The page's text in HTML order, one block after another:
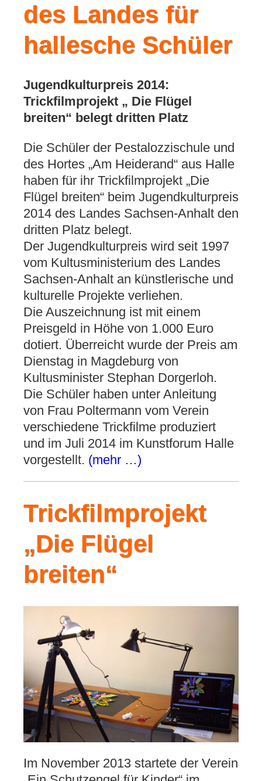
des Landes für
hallesche Schüler
Jugendkulturpreis 2014:
Trickfilmprojekt „ Die Flügel
breiten“ belegt dritten Platz
Die Schüler der Pestalozzischule und
des Hortes „Am Heiderand“ aus Halle
haben für ihr Trickfilmprojekt „Die
Flügel breiten“ beim Jugendkulturpreis
2014 des Landes Sachsen-Anhalt den
dritten Platz belegt.
Der Jugendkulturpreis wird seit 1997
vom Kultusministerium des Landes
Sachsen-Anhalt an künstlerische und
kulturelle Projekte verliehen.
Die Auszeichnung ist mit einem
Preisgeld in Höhe von 1.000 Euro
dotiert. Überreicht wurde der Preis am
Dienstag in Magdeburg von
Kultusminister Stephan Dorgerloh.
Die Schüler haben unter Anleitung
von Frau Poltermann vom Verein
verschiedene Trickfilme produziert
und im Juli 2014 im Kunstforum Halle
vorgestellt. (mehr …)
Trickfilmprojekt
„Die Flügel
breiten“
Im November 2013 startete der Verein